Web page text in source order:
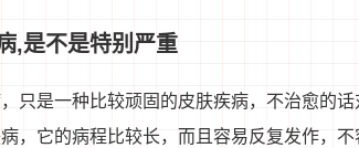
,是不是特别严重
只是一种比较顽固的皮肤疾病，不治愈的
，它的病程比较长，而且容易反复发作，